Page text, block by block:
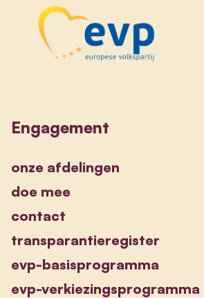
Engagement
onze afdelingen
doe mee
contact
transparantieregister
evp-basisprogramma
evp-verkiezingsprogramma